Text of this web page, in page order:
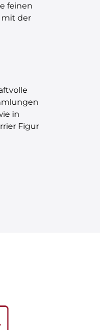
feinen
mit der
in
Figur